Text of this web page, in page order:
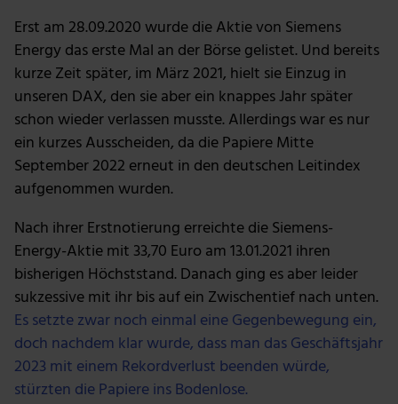
Erst am 28.09.2020 wurde die Aktie von Siemens
Energy das erste Mal an der Börse gelistet. Und bereits
kurze Zeit später, im März 2021, hielt sie Einzug in
unseren DAX, den sie aber ein knappes Jahr später
schon wieder verlassen musste. Allerdings war es nur
ein kurzes Ausscheiden, da die Papiere Mitte
September 2022 erneut in den deutschen Leitindex
aufgenommen wurden.
Nach ihrer Erstnotierung erreichte die Siemens-
Energy-Aktie mit 33,70 Euro am 13.01.2021 ihren
bisherigen Höchststand. Danach ging es aber leider
sukzessive mit ihr bis auf ein Zwischentief nach unten.
Es setzte zwar noch einmal eine Gegenbewegung ein,
doch nachdem klar wurde, dass man das Geschäftsjahr
2023 mit einem Rekordverlust beenden würde,
stürzten die Papiere ins Bodenlose.